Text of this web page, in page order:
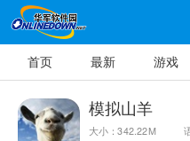
首页 最新 游戏
模拟山羊
大小：342.22M